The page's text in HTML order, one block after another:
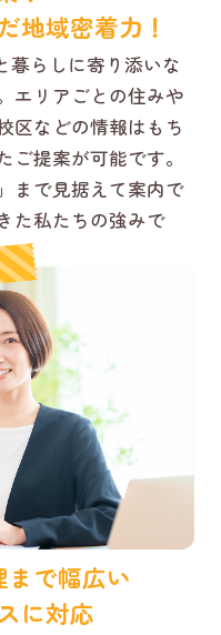
地域密着力！
暮らしに寄り添いな
エリアごとの住みや
区などの情報はもち
提案が可能です。
まで見据えて案内で
た私たちの強みで
で幅広い
に対応